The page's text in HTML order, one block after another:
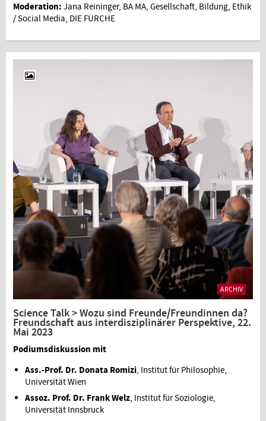
Moderation: Jana Reininger, BA MA, Gesellschaft, Bildung, Ethik
/ Social Media, DIE FURCHE
ARCHIV
Science Talk > Wozu sind Freunde/Freundinnen da?
Freundschaft aus interdisziplinärer Perspektive, 22.
Mai 2023
Podiumsdiskussion mit
Ass.-Prof. Dr. Donata Romizi, Institut für Philosophie,
Universität Wien
Assoz. Prof. Dr. Frank Welz, Institut für Soziologie,
Universität Innsbruck